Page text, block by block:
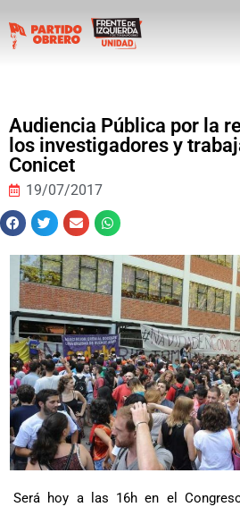
Audiencia Pública por la
los investigadores y
Conicet
19/07/2017
Será hoy a las 16h en el